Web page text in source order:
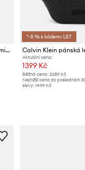
Calvin Klein taštička na krk pánská z imitace kůže
*-5 % s kódem: LST
Calvin Klein pánská
Aktuální cena:
1399 Kč
Běžná cena: 2289 Kč
Nejnižší cena za posledních
slevy: 1499 Kč